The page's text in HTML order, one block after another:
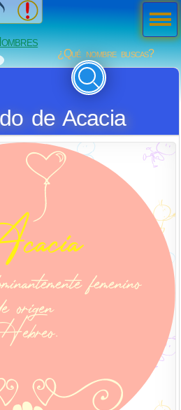
¿Qué nombre buscas?
de Acacia
Men
ú